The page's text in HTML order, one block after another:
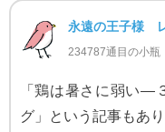
永遠の王子様
234787通目の小瓶
「鶏は暑さに弱い—
グ」という記事もあ